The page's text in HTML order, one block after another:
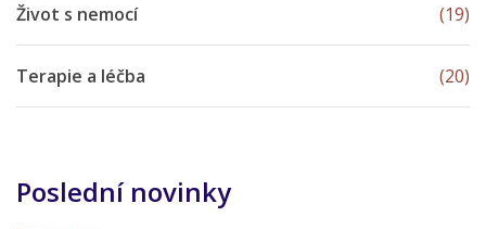
Život s nemocí (19)
Terapie a léčba (20)
Poslední novinky